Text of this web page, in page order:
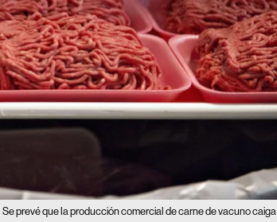
Se prevé que la producción comercial de carne de vacuno caiga